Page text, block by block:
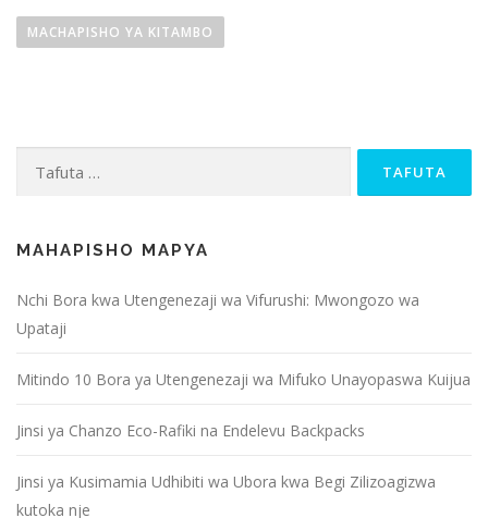
r
b
a
j
i
a
m
a
c
MACHAPISHO YA KITAMBO
Tafuta
MAHAPISHO MAPYA
Nchi Bora kwa Utengenezaji wa Vifurushi: Mwongozo wa
Upataji
Mitindo 10 Bora ya Utengenezaji wa Mifuko Unayopaswa Kuijua
Jinsi ya Chanzo Eco-Rafiki na Endelevu Backpacks
Jinsi ya Kusimamia Udhibiti wa Ubora kwa Begi Zilizoagizwa
kutoka nje